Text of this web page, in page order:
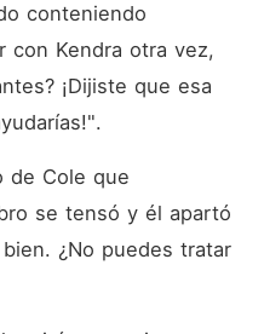
conteniendo
con Kendra otra vez,
¡Dijiste que esa
de Cole que
se tensó y él apartó
¿No puedes tratar